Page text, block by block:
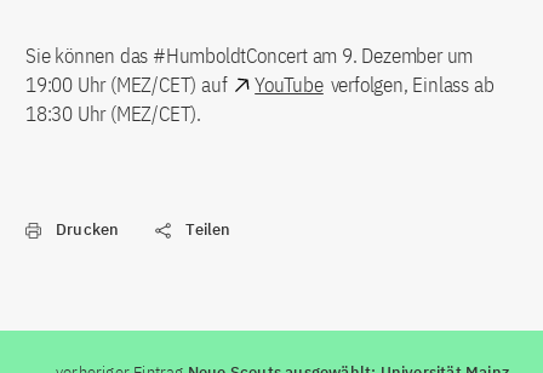
Sie können das #HumboldtConcert am 9. Dezember um
19:00 Uhr (MEZ/CET) auf
YouTube verfolgen, Einlass ab
18:30 Uhr (MEZ/CET).
Drucken Teilen